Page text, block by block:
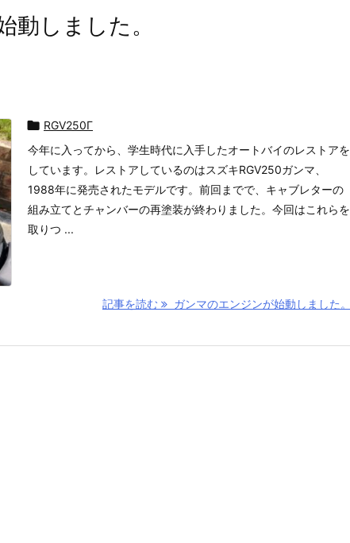
動しました。
 RGV250Γ
今年に入ってから、学生時代に入手したオートバイのレストアを
しています。レストアしているのはスズキRGV250ガンマ、
1988年に発売されたモデルです。前回までで、キャブレターの
組み立てとチャンバーの再塗装が終わりました。今回はこれらを
取りつ ...
記事を読む ガンマのエンジンが始動しました。